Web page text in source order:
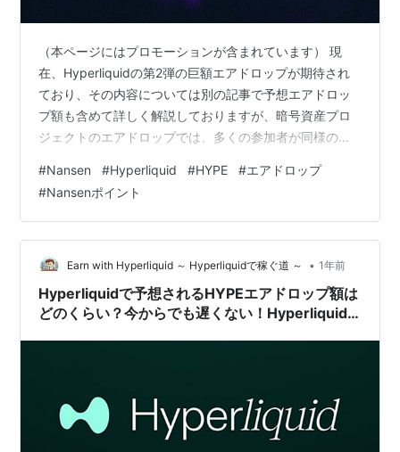
（本ページにはプロモーションが含まれています） 現
在、Hyperliquidの第2弾の巨額エアドロップが期待され
ており、その内容については別の記事で予想エアドロッ
プ額も含めて詳しく解説しておりますが、暗号資産プロ
ジェクトのエアドロップでは、多くの参加者が同様の戦
ると感じます。特にHyperliquidのエアドロップは話題性
も高く、注目している人も私の肌感覚でも日に日に増え
てきている感じがしますので、今から参戦する方は少し
「お金をかけて」期待されるエアドロップに備えること
が必要になってくるかもしれないかなと感じています。
別記事でもお伝えしましたが…
#Nansen #Hyperliquid #HYPE #エアドロップ
#Nansenポイント
Earn with Hyperliquid ～ Hyperliquidで稼ぐ道 ～ • 1年前
Hyperliquidで予想されるHYPEエアドロップ額は
どのくらい？今からでも遅くない！Hyperliquid